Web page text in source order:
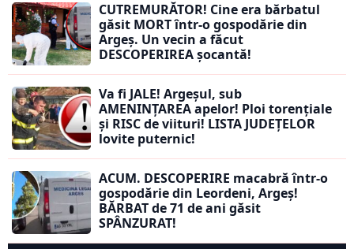
CUTREMURĂTOR! Cine era bărbatul
găsit MORT într-o gospodărie din
Argeș. Un vecin a făcut
DESCOPERIREA șocantă!
Va fi JALE! Argeșul, sub
AMENINȚAREA apelor! Ploi torențiale
și RISC de viituri! LISTA JUDEȚELOR
lovite puternic!
ACUM. DESCOPERIRE macabră într-o
gospodărie din Leordeni, Argeș!
BĂRBAT de 71 de ani găsit
SPÂNZURAT!